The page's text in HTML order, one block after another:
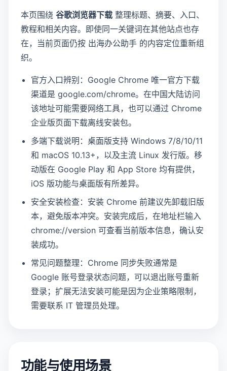
本页围绕 谷歌浏览器下载 整理标题、摘要、入口、
教程和相关内容。即使同一关键词在其他站点也存
在，当前页面仍按 出海办公助手 的内容定位重新组
织。
官方入口辨别：Google Chrome 唯一官方下载
渠道是 google.com/chrome。在中国大陆访问
该地址可能需要网络工具，也可以通过 Chrome
企业版页面下载离线安装包。
多端下载说明：桌面版支持 Windows 7/8/10/11
和 macOS 10.13+，以及主流 Linux 发行版。移
动版在 Google Play 和 App Store 均有提供，
iOS 版功能与桌面版有所差异。
安全安装检查：安装 Chrome 前建议先卸载旧版
本，避免版本冲突。安装完成后，在地址栏输入
chrome://version 可查看当前版本信息，确认安
装成功。
常见问题整理：Chrome 同步失败通常是
Google 账号登录状态问题，可以退出账号重新
登录；扩展无法安装可能是因为企业策略限制，
需要联系 IT 管理员处理。
功能与使用场景